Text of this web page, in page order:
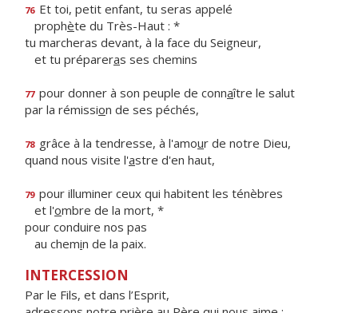
76 Et toi, petit enfant, tu seras appelé
prophète du Très-Haut : *
tu marcheras devant, à la face du Seigneur,
et tu prépareras ses chemins
77 pour donner à son peuple de connaître le salut
par la rémission de ses péchés,
78 grâce à la tendresse, à l'amour de notre Dieu,
quand nous visite l'astre d'en haut,
79 pour illuminer ceux qui habitent les ténèbres
et l'ombre de la mort, *
pour conduire nos pas
au chemin de la paix.
INTERCESSION
Par le Fils, et dans l’Esprit,